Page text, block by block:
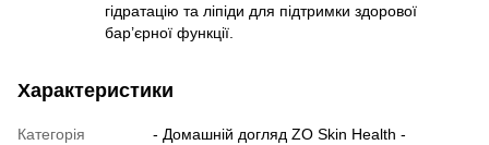
гідратацію та ліпіди для підтримки здорової
бар’єрної функції.
Характеристики
Категорія
- Домашній догляд ZO Skin Health -